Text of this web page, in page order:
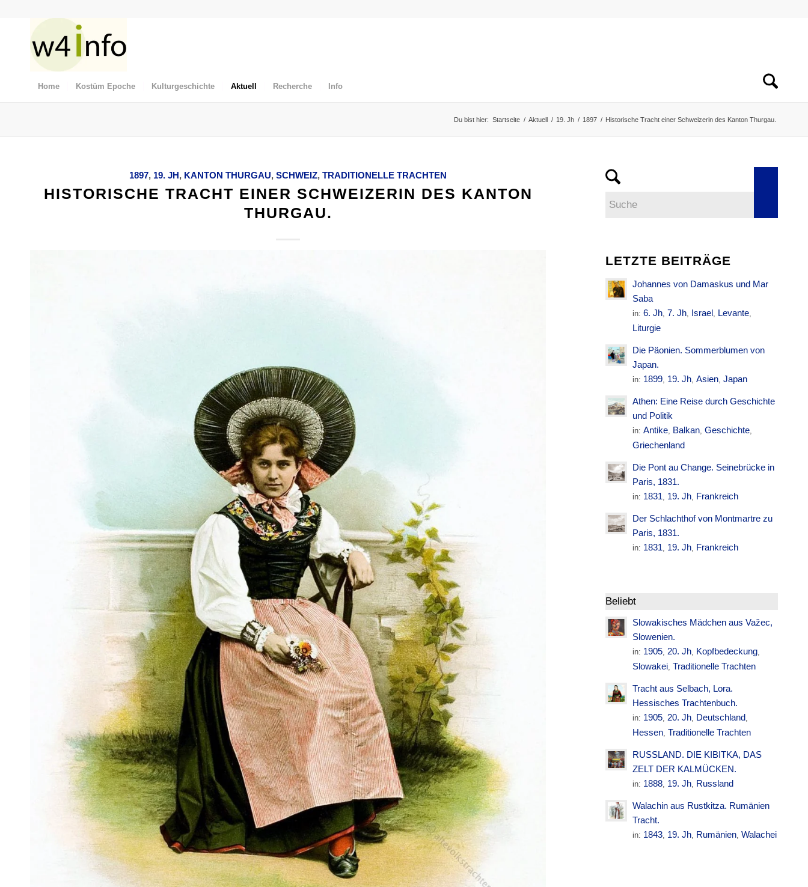
Home Kostüm Epoche Kulturgeschichte Aktuell Recherche Info
Du bist hier: Startseite / Aktuell / 19. Jh / 1897 / Historische Tracht einer Schweizerin des Kanton Thurgau.
1897, 19. JH, KANTON THURGAU,SCHWEIZ,TRADITIONELLE TRACHTEN
HISTORISCHE TRACHT EINER SCHWEIZERIN DES KANTON
THURGAU.
LETZTE BEITRÄGE
Johannes von Damaskus und Mar
Saba
in:6. Jh, 7. Jh, Israel, Levante,
Liturgie
Die Päonien. Sommerblumen von
Japan.
in: 1899, 19. Jh,Asien,Japan
Athen: Eine Reise durch Geschichte
und Politik
in:Antike, Balkan,Geschichte,
Griechenland
Die Pont au Change. Seinebrücke in
Paris, 1831.
in: 1831, 19. Jh, Frankreich
Der Schlachthof von Montmartre zu
Paris, 1831.
in: 1831, 19. Jh, Frankreich
Beliebt
Slowakisches Mädchen aus Važec,
Slowenien.
in: 1905,20. Jh, Kopfbedeckung,
Slowakei, Traditionelle Trachten
Tracht aus Selbach, Lora.
Hessisches Trachtenbuch.
in: 1905,20. Jh, Deutschland,
Hessen, Traditionelle Trachten
RUSSLAND. DIE KIBITKA, DAS
ZELT DER KALMÜCKEN.
in: 1888, 19. Jh, Russland
Walachin aus Rustkitza. Rumänien
Tracht.
in: 1843, 19. Jh, Rumänien,Walachei